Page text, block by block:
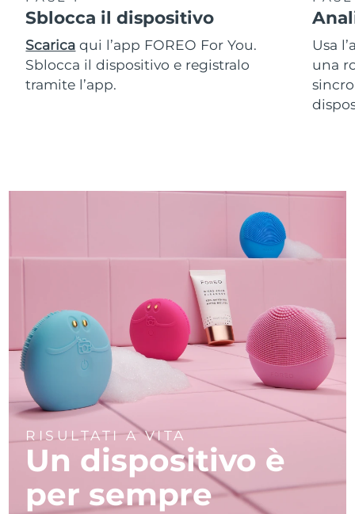
Sblocca il dispositivo
Scarica qui l’app FOREO For You.
Sblocca il dispositivo e registralo
tramite l’app.
Usa
una
RISULTATI A VITA
Un dispositivo è
per sempre